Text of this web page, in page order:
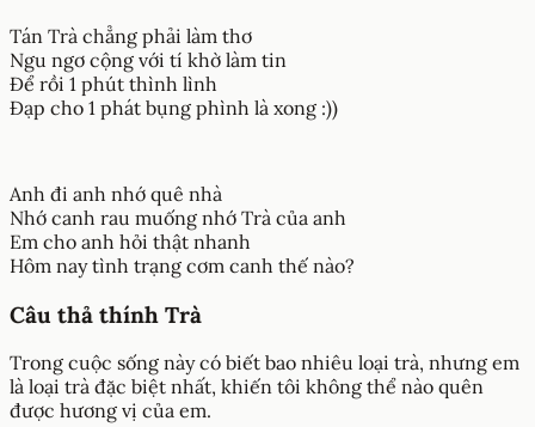
Tán Trà chẳng phải làm thơ
Ngu ngơ cộng với tí khờ làm tin
Để rồi 1 phút thình lình
Đạp cho 1 phát bụng phình là xong :))
Anh đi anh nhớ quê nhà
Nhớ canh rau muống nhớ Trà của anh
Em cho anh hỏi thật nhanh
Hôm nay tình trạng cơm canh thế nào?
Câu thả thính Trà
Trong cuộc sống này có biết bao nhiêu loại trà, nhưng em
là loại trà đặc biệt nhất, khiến tôi không thể nào quên
được hương vị của em.